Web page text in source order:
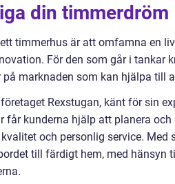
din timmerdröm
timmerhus är att omfamna en
För den som går i tankar
på marknaden som kan hjälpa till
Rexstugan, känt för sin
får kunderna hjälp att planera
och personlig service.
till färdigt hem, med hänsyn